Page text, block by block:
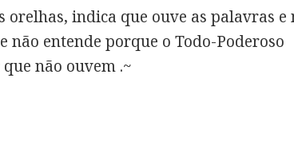
orelhas, indica que ouve as palavras e
não entende porque o Todo-Poderoso
não ouvem .~